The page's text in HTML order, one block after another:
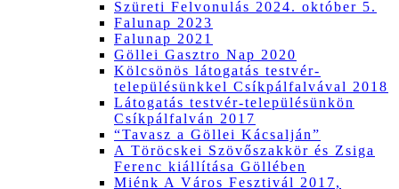
Szüreti Felvonulás 2024. október 5.
Falunap 2023
Falunap 2021
Göllei Gasztro Nap 2020
Kölcsönös látogatás testvér-
településünkkel Csíkpálfalvával 2018
Látogatás testvér-településünkön
Csíkpálfalván 2017
“Tavasz a Göllei Kácsalján”
A Töröcskei Szövőszakkör és Zsiga
Ferenc kiállítása Göllében
Miénk A Város Fesztivál 2017,